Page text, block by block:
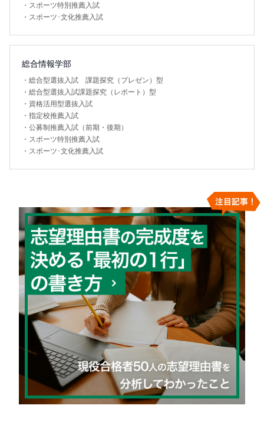
・ スポーツ特別推薦入試
・ スポーツ･文化推薦入試
総合情報学部
・ 総合型選抜入試 課題探究（プレゼン）型
・ 総合型選抜入試課題探究（レポート）型
・ 資格活用型選抜入試
・ 指定校推薦入試
・ 公募制推薦入試（前期・後期）
・ スポーツ特別推薦入試
・ スポーツ･文化推薦入試